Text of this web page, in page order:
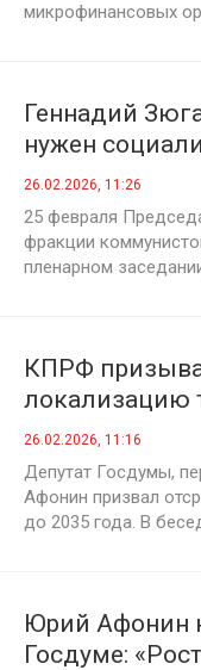
микрофинансовых
Геннадий
нужен
26.02.2026, 11:26
25 февраля
фракции
пленарном
КПРФ
локализацию
года
26.02.2026, 11:16
Депутат Госдумы,
Афонин призвал
до 2035 года. В
Юрий Афонин
Госдуме: